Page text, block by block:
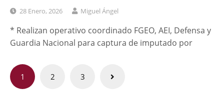
28 Enero, 2026 Miguel Ángel
* Realizan operativo coordinado FGEO, AEI, Defensa y
Guardia Nacional para captura de imputado por
Paginación
de
1 2 3